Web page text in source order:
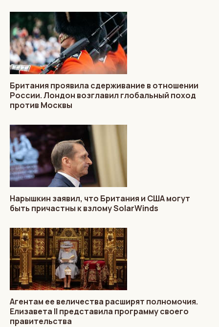
Британия проявила сдерживание в отношении
России. Лондон возглавил глобальный поход
против Москвы
Нарышкин заявил, что Британия и США могут
быть причастны к взлому SolarWinds
Агентам ее величества расширят полномочия.
Елизавета II представила программу своего
правительства